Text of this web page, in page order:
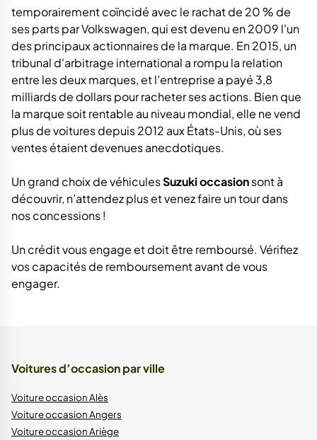
temporairement coïncidé avec le rachat de 20 % de
ses parts par Volkswagen, qui est devenu en 2009 l'un
des principaux actionnaires de la marque. En 2015, un
tribunal d'arbitrage international a rompu la relation
entre les deux marques, et l’entreprise a payé 3,8
milliards de dollars pour racheter ses actions. Bien que
la marque soit rentable au niveau mondial, elle ne vend
plus de voitures depuis 2012 aux États-Unis, où ses
ventes étaient devenues anecdotiques.
Un grand choix de véhiculesSuzuki occasionsont à
découvrir, n’attendez plus et venez faire un tour dans
nos concessions !
Un crédit vous engage et doit être remboursé. Vérifiez
vos capacités de remboursement avant de vous
engager.
Voitures d’occasion par ville
Voiture occasion Alès
Voiture occasion Angers
Voiture occasion Ariège